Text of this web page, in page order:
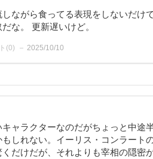
ながら食ってる表現をしないだけ
な。 更新遅いけど。
(0) 2025/10/10
ャラクターなのだがちょっと中途
しれない。イーリス・コンラート
だけだが、それよりも宰相の隠密